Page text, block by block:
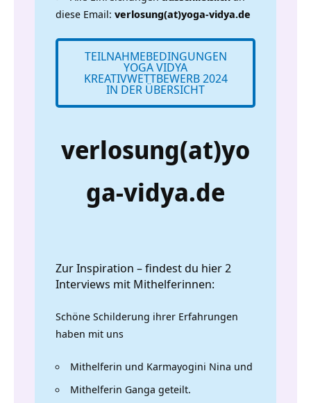
diese Email: verlosung(at)yoga-vidya.de
TEILNAHMEBEDINGUNGEN
YOGA VIDYA
KREATIVWETTBEWERB 2024
IN DER ÜBERSICHT
verlosung(at)yo
ga-vidya.de
Zur Inspiration – findest du hier 2
Interviews mit Mithelferinnen:
Schöne Schilderung ihrer Erfahrungen
haben mit uns
Mithelferin und Karmayogini Nina und
Mithelferin Ganga geteilt.